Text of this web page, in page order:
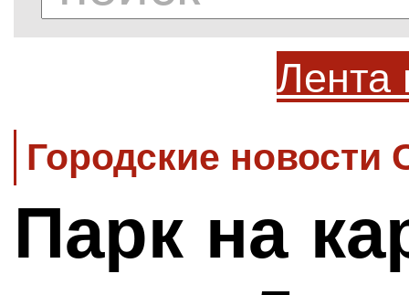
Лента
Городские новости
Парк на